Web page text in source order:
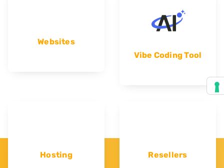
Websites
Vibe Coding Tool
Hosting Resellers